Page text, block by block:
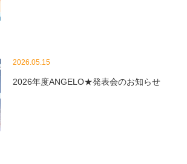
2026.05.15
2026年度ANGELO★発表会のお知らせ